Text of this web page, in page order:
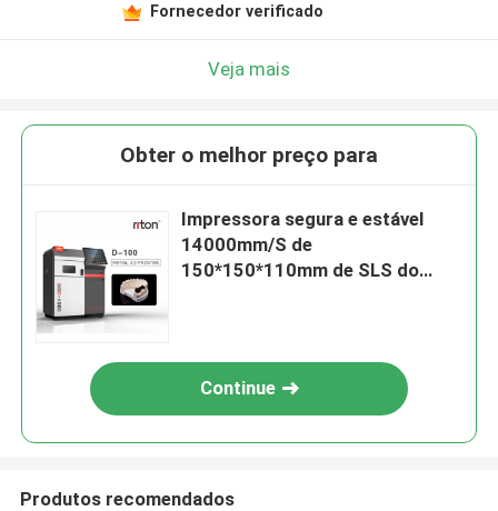
Fornecedor verificado
Veja mais
Obter o melhor preço para
Impressora segura e estável
14000mm/S de
150*150*110mm de SLS do
Continue
Produtos recomendados